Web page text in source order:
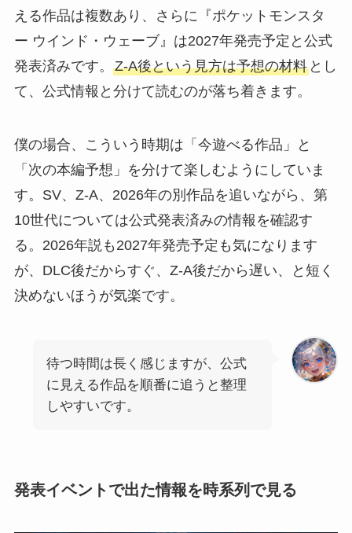
える作品は複数あり、さらに『ポケットモンスタ
ー ウインド・ウェーブ』は2027年発売予定と公式
発表済みです。 Z-A後という見方は予想の材料とし
て、公式情報と分けて読むのが落ち着きます。
僕の場合、こういう時期は「今遊べる作品」と
「次の本編予想」を分けて楽しむようにしていま
す。SV、Z-A、2026年の別作品を追いながら、第
10世代については公式発表済みの情報を確認す
る。2026年説も2027年発売予定も気になります
が、DLC後だからすぐ、Z-A後だから遅い、と短く
決めないほうが気楽です。
待つ時間は長く感じますが、公式
に見える作品を順番に追うと整理
しやすいです。
発表イベントで出た情報を時系列で見る